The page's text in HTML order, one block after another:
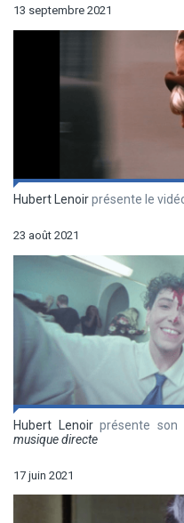
13 septembre 2021
Hubert Lenoirprésente le
23 août 2021
Hubert Lenoirprésente son
musique directe
17 juin 2021